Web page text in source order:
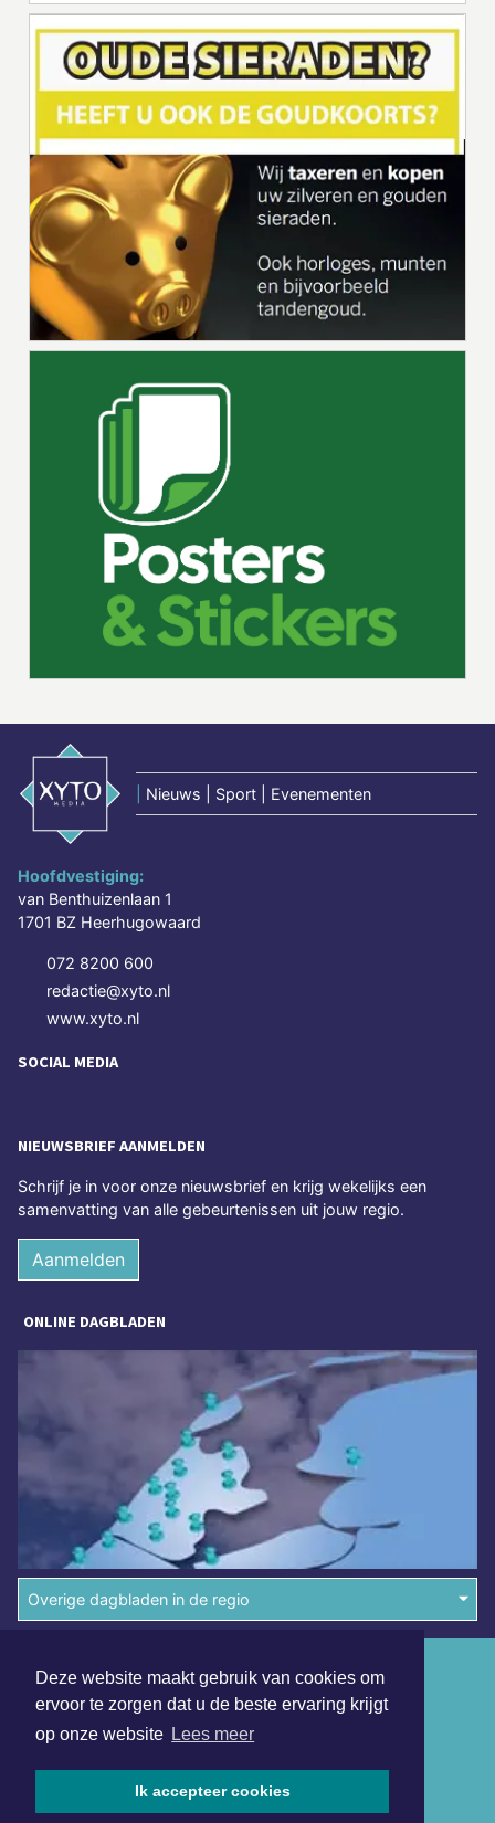
Deze website maakt gebruik van cookies om
ervoor te zorgen dat u de beste ervaring krijgt
op onze website Lees meer
Ik accepteer cookies
Nieuws | Sport | Evenementen
Hoofdvestiging:
van Benthuizenlaan 1
1701 BZ Heerhugowaard
072 8200 600
redactie@xyto.nl
www.xyto.nl
SOCIAL MEDIA
NIEUWSBRIEF AANMELDEN
Schrijf je in voor onze nieuwsbrief en krijg wekelijks een
samenvatting van alle gebeurtenissen uit jouw regio.
Aanmelden
ONLINE DAGBLADEN
Overige dagbladen in de regio
Copyright (c) 2026 | Schagerdagblad.nl - Alle rechten
voorbehouden
Disclaimer
Privacy Statement